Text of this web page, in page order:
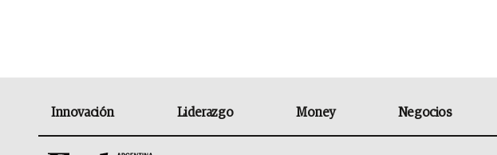
Innovación Liderazgo Money Negocios